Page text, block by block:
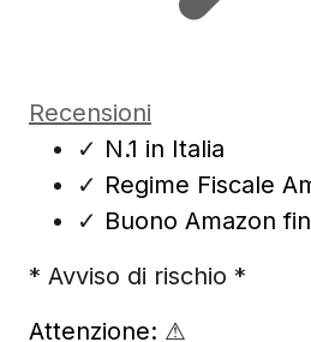
Recensioni
✓ N.1 in Italia
✓ Regime Fiscale
✓ Buono Amazon
* Avviso di rischio *
Attenzione: ⚠